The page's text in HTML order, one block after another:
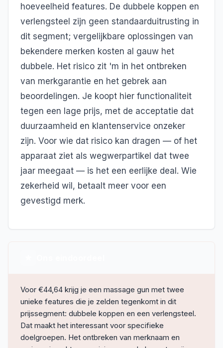
hoeveelheid features. De dubbele koppen en
verlengsteel zijn geen standaarduitrusting in
dit segment; vergelijkbare oplossingen van
bekendere merken kosten al gauw het
dubbele. Het risico zit 'm in het ontbreken
van merkgarantie en het gebrek aan
beoordelingen. Je koopt hier functionaliteit
tegen een lage prijs, met de acceptatie dat
duurzaamheid en klantenservice onzeker
zijn. Voor wie dat risico kan dragen — of het
apparaat ziet als wegwerpartikel dat twee
jaar meegaat — is het een eerlijke deal. Wie
zekerheid wil, betaalt meer voor een
gevestigd merk.
Voor €44,64 krijg je een massage gun met twee
unieke features die je zelden tegenkomt in dit
prijssegment: dubbele koppen en een verlengsteel.
Dat maakt het interessant voor specifieke
doelgroepen. Het ontbreken van merknaam en